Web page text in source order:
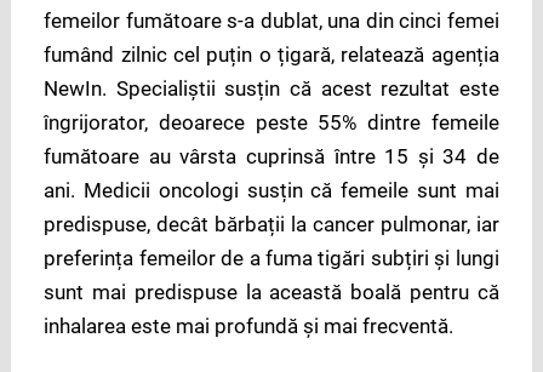
femeilor fumătoare s-a dublat, una din cinci femei
fumând zilnic cel puțin o țigară, relatează agenția
NewIn. Specialiștii susțin că acest rezultat este
îngrijorator, deoarece peste 55% dintre femeile
fumătoare au vârsta cuprinsă între 15 și 34 de
ani. Medicii oncologi susțin că femeile sunt mai
predispuse, decât bărbații la cancer pulmonar, iar
preferința femeilor de a fuma tigări subțiri și lungi
sunt mai predispuse la această boală pentru că
inhalarea este mai profundă și mai frecventă.